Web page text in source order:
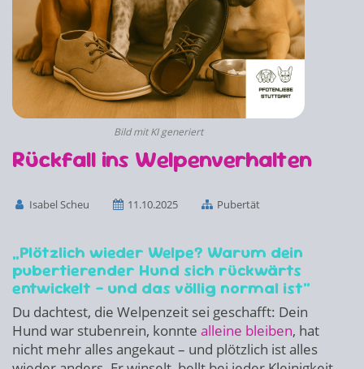
Bild mit KI generiert
Rückfall ins Welpenverhalten
Isabel Scheu 11.10.2025 Pubertät
„Plötzlich wieder Welpe? Warum dein
pubertierender Hund sich rückwärts
entwickelt – und das völlig normal ist“
Du dachtest, die Welpenzeit sei geschafft: Dein
Hund war stubenrein, konnte alleine bleiben, hat
nicht mehr alles angekaut – und plötzlich ist alles